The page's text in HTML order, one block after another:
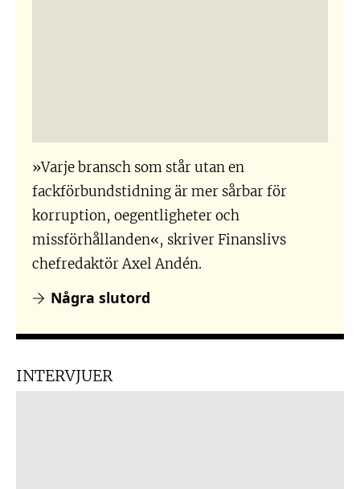
»Varje bransch som står utan en
fackförbundstidning är mer sårbar för
korruption, oegentligheter och
missförhållanden«, skriver Finanslivs
chefredaktör Axel Andén.
Några slutord
INTERVJUER